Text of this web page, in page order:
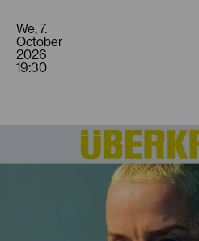
We, 7.
October
2026
19:30